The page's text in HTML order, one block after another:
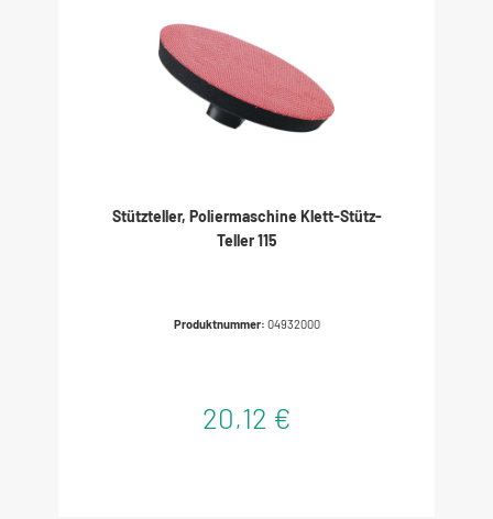
Stützteller, Poliermaschine Klett-Stütz-
Teller 115
Produktnummer: 04932000
20,12 €